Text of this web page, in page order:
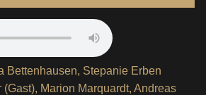
Bettenhausen, Stepanie Erben
(Gast), Marion Marquardt, Andreas